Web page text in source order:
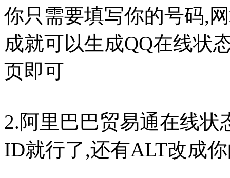
你只需要填写你的号码,
成就可以生成QQ在线状
页即可
2.阿里巴巴贸易通在线状
ID就行了,还有ALT改成